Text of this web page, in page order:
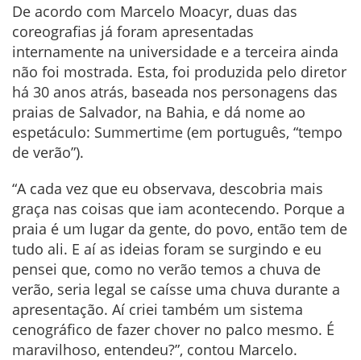
De acordo com Marcelo Moacyr, duas das
coreografias já foram apresentadas
internamente na universidade e a terceira ainda
não foi mostrada. Esta, foi produzida pelo diretor
há 30 anos atrás, baseada nos personagens das
praias de Salvador, na Bahia, e dá nome ao
espetáculo: Summertime (em português, “tempo
de verão”).
“A cada vez que eu observava, descobria mais
graça nas coisas que iam acontecendo. Porque a
praia é um lugar da gente, do povo, então tem de
tudo ali. E aí as ideias foram se surgindo e eu
pensei que, como no verão temos a chuva de
verão, seria legal se caísse uma chuva durante a
apresentação. Aí criei também um sistema
cenográfico de fazer chover no palco mesmo. É
maravilhoso, entendeu?”, contou Marcelo.